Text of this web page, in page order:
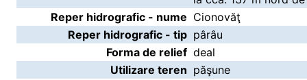
Reper hidrografic - nume Cionovăţ
Reper hidrografic - tip pârâu
Forma de relief deal
Utilizare teren păşune